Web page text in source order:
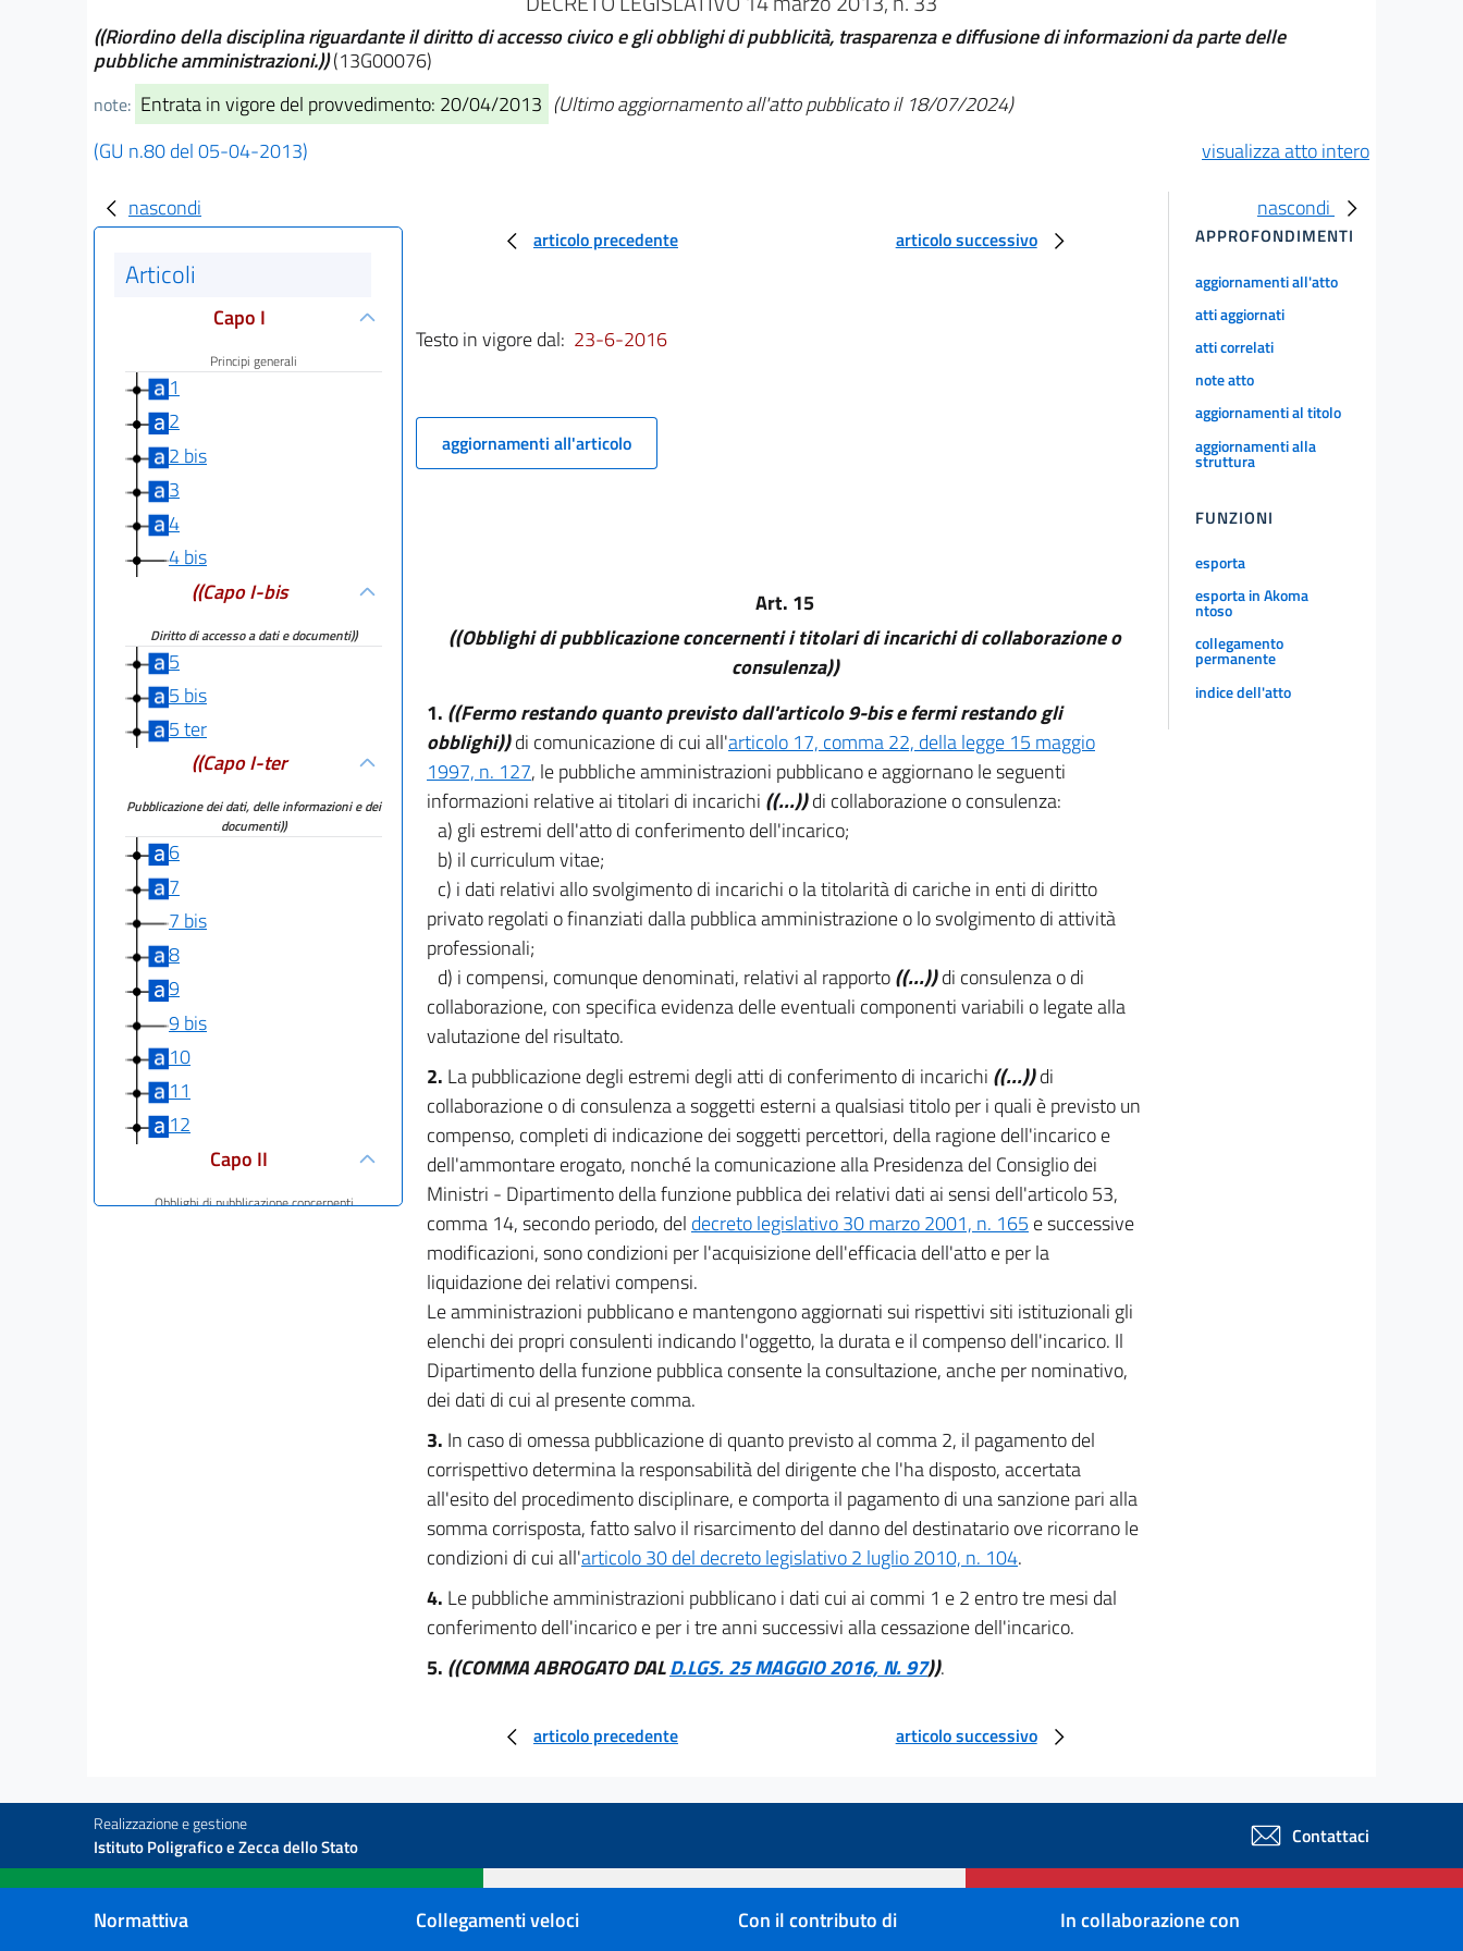
((Riordino della disciplina riguardante il diritto di accesso civico e gli obblighi di pubblicità, trasparenza e diffusione di informazioni da parte delle
pubbliche amministrazioni.))(13G00076)
note: Entrata in vigore del provvedimento: 20/04/2013 (Ultimo aggiornamento all'atto pubblicato il 18/07/2024)
(GU n.80 del 05-04-2013)
visualizza atto intero
nascondi
Articoli
Capo I
Principi generali
1
2
2 bis
3
4
4 bis
((Capo I-bis
Diritto di accesso a dati e documenti))
5
5 bis
5 ter
((Capo I-ter
Pubblicazione dei dati, delle informazioni e dei
documenti))
6
7
7 bis
8
9
9 bis
10
11
12
Capo II
Obblighi di pubblicazione concernenti
26
27
articolo precedente articolo successivo
Testo in vigore dal: 23-6-2016
aggiornamenti all'articolo
Art. 15
((Obblighi di pubblicazione concernenti i titolari di incarichi di collaborazione o
consulenza))
1. ((Fermo restando quanto previsto dall'articolo 9-bis e fermi restando gli
obblighi))di comunicazione di cui all'articolo 17, comma 22, della legge 15 maggio
1997, n. 127, le pubbliche amministrazioni pubblicano e aggiornano le seguenti
informazioni relative ai titolari di incarichi ((...))di collaborazione o consulenza:
a) gli estremi dell'atto di conferimento dell'incarico;
b) il curriculum vitae;
c) i dati relativi allo svolgimento di incarichi o la titolarità di cariche in enti di diritto
privato regolati o finanziati dalla pubblica amministrazione o lo svolgimento di attività
professionali;
d) i compensi, comunque denominati, relativi al rapporto((...))di consulenza o di
collaborazione, con specifica evidenza delle eventuali componenti variabili o legate alla
valutazione del risultato.
2. La pubblicazione degli estremi degli atti di conferimento di incarichi ((...))di
collaborazione o di consulenza a soggetti esterni a qualsiasi titolo per i quali è previsto un
compenso, completi di indicazione dei soggetti percettori, della ragione dell'incarico e
dell'ammontare erogato, nonché la comunicazione alla Presidenza del Consiglio dei
Ministri - Dipartimento della funzione pubblica dei relativi dati ai sensi dell'articolo 53,
comma 14, secondo periodo, del decreto legislativo 30 marzo 2001, n. 165 e successive
modificazioni, sono condizioni per l'acquisizione dell'efficacia dell'atto e per la
liquidazione dei relativi compensi.
Le amministrazioni pubblicano e mantengono aggiornati sui rispettivi siti istituzionali gli
elenchi dei propri consulenti indicando l'oggetto, la durata e il compenso dell'incarico. Il
Dipartimento della funzione pubblica consente la consultazione, anche per nominativo,
dei dati di cui al presente comma.
3. In caso di omessa pubblicazione di quanto previsto al comma 2, il pagamento del
corrispettivo determina la responsabilità del dirigente che l'ha disposto, accertata
all'esito del procedimento disciplinare, e comporta il pagamento di una sanzione pari alla
somma corrisposta, fatto salvo il risarcimento del danno del destinatario ove ricorrano le
condizioni di cui all'articolo 30 del decreto legislativo 2 luglio 2010, n. 104.
4. Le pubbliche amministrazioni pubblicano i dati cui ai commi 1 e 2 entro tre mesi dal
conferimento dell'incarico e per i tre anni successivi alla cessazione dell'incarico.
5. ((COMMA ABROGATO DALD.LGS. 25 MAGGIO 2016, N. 97)).
articolo precedente articolo successivo
nascondi
APPROFONDIMENTI
aggiornamenti all'atto
atti aggiornati
atti correlati
note atto
aggiornamenti al titolo
aggiornamenti alla
struttura
FUNZIONI
esporta
esporta in Akoma
ntoso
collegamento
permanente
indice dell'atto
Realizzazione e gestione
Istituto Poligrafico e Zecca dello Stato Contattaci
Normattiva Collegamenti veloci Con il contributo di In collaborazione con